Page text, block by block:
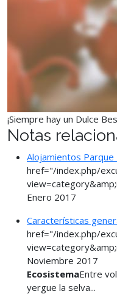
¡Siempre hay un Dulce
Notas
Alojamientos Parque
href="/index.php/
Enero 2017
Características
href="/index.php/
Noviembre 2017
EcosistemaEntre
yergue la selva...